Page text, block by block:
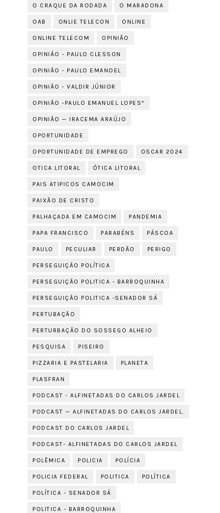
O CRAQUE DA RODADA O MARADONA
OAB ONLIE TELECON ONLINE
ONLINE TELECOM OPINIÃO
OPINIÃO - PAULO CLESSON
OPINIÃO - PAULO EMANOEL
OPINIÃO - VALDIR JÚNIOR
OPINIÃO -PAULO EMANUEL LOPES*
OPINIÃO — IRACEMA ARAÚJO
OPORTUNIDADE
OPORTUNIDADE DE EMPREGO OSCAR 2024
OTICA LITORAL ÓTICA LITORAL
PAIS ATIPICOS CAMOCIM
PAIXÃO DE CRISTO
PALHAÇADA EM CAMOCIM PANDEMIA
PAPA FRANCISCO PARABÉNS PÁSCOA
PAULO PECULIAR PERDÃO PERIGO
PERSEGUIÇÃO POLÍTICA
PERSEGUIÇÃO POLITICA - BARROQUINHA
PERSEGUIÇÃO POLITICA -SENADOR SÁ
PERTUBAÇÃO
PERTURBAÇÃO DO SOSSEGO ALHEIO
PESQUISA PISEIRO
PIZZARIA E PASTELARIA PLANETA
PLASFRAN
PODCAST - ALFINETADAS DO CARLOS JARDEL
PODCAST — ALFINETADAS DO CARLOS JARDEL.
PODCAST DO CARLOS JARDEL
PODCAST- ALFINETADAS DO CARLOS JARDEL
POLÊMICA POLICIA POLÍCIA
POLICIA FEDERAL POLITICA POLÍTICA
POLÍTICA - SENADOR SÁ
POLITICA - BARROQUINHA